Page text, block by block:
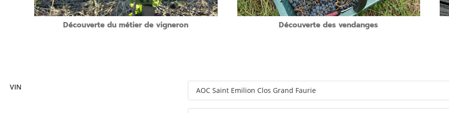
Découverte du métier de vigneron Découverte des vendanges
VIN